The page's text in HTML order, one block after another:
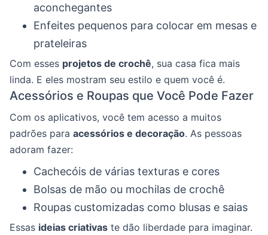
aconchegantes
Enfeites pequenos para colocar em mesas e
prateleiras
Com esses projetos de crochê, sua casa fica mais
linda. E eles mostram seu estilo e quem você é.
Acessórios e Roupas que Você Pode Fazer
Com os aplicativos, você tem acesso a muitos
padrões para acessórios e decoração. As pessoas
adoram fazer:
Cachecóis de várias texturas e cores
Bolsas de mão ou mochilas de crochê
Roupas customizadas como blusas e saias
Essas ideias criativas te dão liberdade para imaginar.